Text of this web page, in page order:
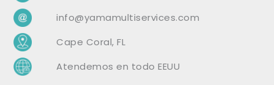
info@yamamultiservices.com
Cape Coral, FL
Atendemos en todo EEUU